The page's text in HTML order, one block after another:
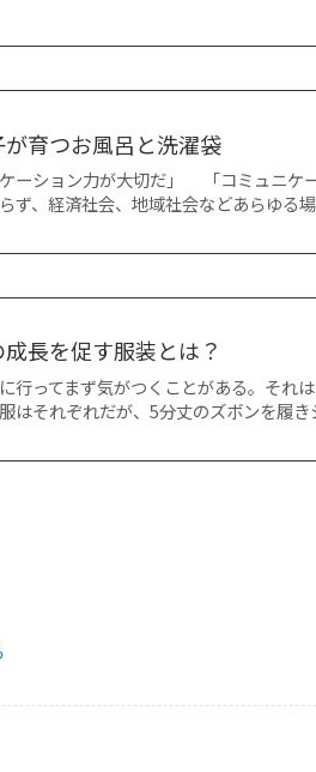
が育つお風呂と洗濯袋
ーション力が大切だ」 「コミュニケ
ず、経済社会、地域社会などあらゆる
長を促す服装とは？
行ってまず気がつくことがある。それ
はそれぞれだが、5分丈のズボンを履